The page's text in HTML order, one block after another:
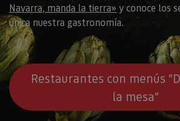
Navarra, manda la tierra» y conoce los
única nuestra gastronomía.
Restaurantes con menús
la mesa"